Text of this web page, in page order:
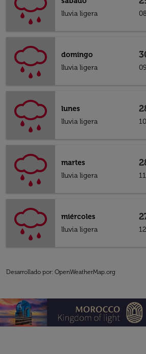
lluvia ligera
domingo
lluvia ligera
lunes
lluvia ligera
martes
lluvia ligera
miércoles
lluvia ligera
Desarrollado por: OpenWeatherMap.org